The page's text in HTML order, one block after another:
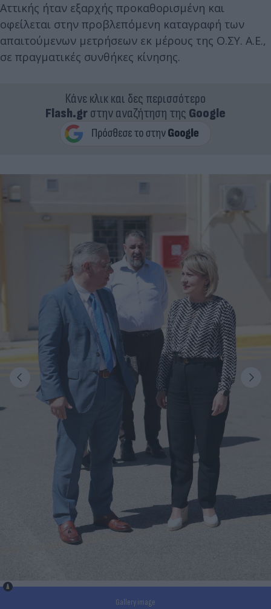
Αττικής ήταν εξαρχής προκαθορισμένη και
οφείλεται στην προβλεπόμενη καταγραφή των
απαιτούμενων μετρήσεων εκ μέρους της Ο.ΣΥ. Α.Ε.,
σε πραγματικές συνθήκες κίνησης.
Κάνε κλικ και δες περισσότερο
Flash.grστην αναζήτηση της Google
Gallery image